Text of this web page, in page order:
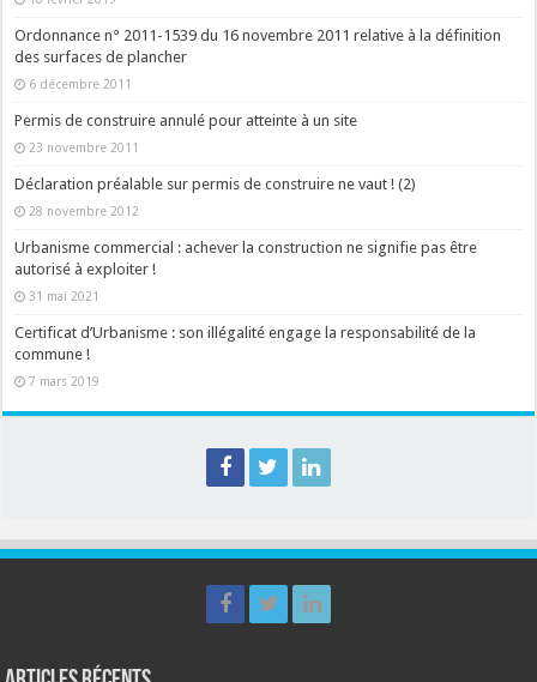
Ordonnance n° 2011-1539 du 16 novembre 2011 relative à la définition
des surfaces de plancher
6 décembre 2011
Permis de construire annulé pour atteinte à un site
23 novembre 2011
Déclaration préalable sur permis de construire ne vaut ! (2)
28 novembre 2012
Urbanisme commercial : achever la construction ne signifie pas être
autorisé à exploiter !
31 mai 2021
Certificat d’Urbanisme : son illégalité engage la responsabilité de la
commune !
7 mars 2019